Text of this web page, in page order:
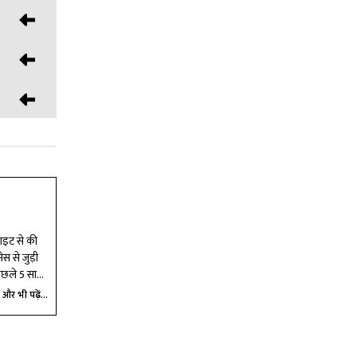
जतन
है।
है और
से की
से जुड़ी
5 साल
के
और भी पढ़ें...